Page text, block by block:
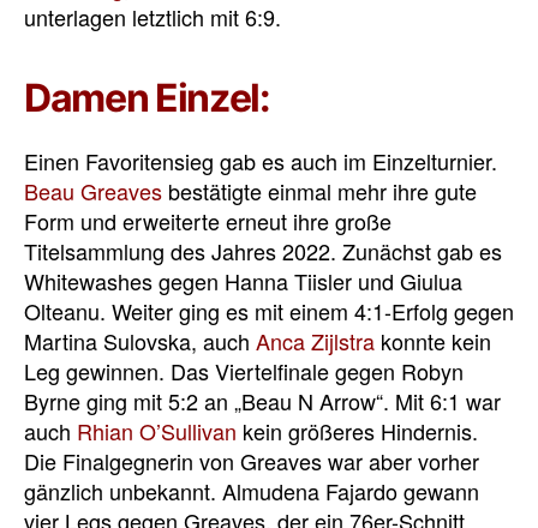
unterlagen letztlich mit 6:9.
Damen Einzel:
Einen Favoritensieg gab es auch im Einzelturnier.
Beau Greaves bestätigte einmal mehr ihre gute
Form und erweiterte erneut ihre große
Titelsammlung des Jahres 2022. Zunächst gab es
Whitewashes gegen Hanna Tiisler und Giulua
Olteanu. Weiter ging es mit einem 4:1-Erfolg gegen
Martina Sulovska, auch Anca Zijlstra konnte kein
Leg gewinnen. Das Viertelfinale gegen Robyn
Byrne ging mit 5:2 an „Beau N Arrow“. Mit 6:1 war
auch Rhian O’Sullivan kein größeres Hindernis.
Die Finalgegnerin von Greaves war aber vorher
gänzlich unbekannt. Almudena Fajardo gewann
vier Legs gegen Greaves, der ein 76er-Schnitt